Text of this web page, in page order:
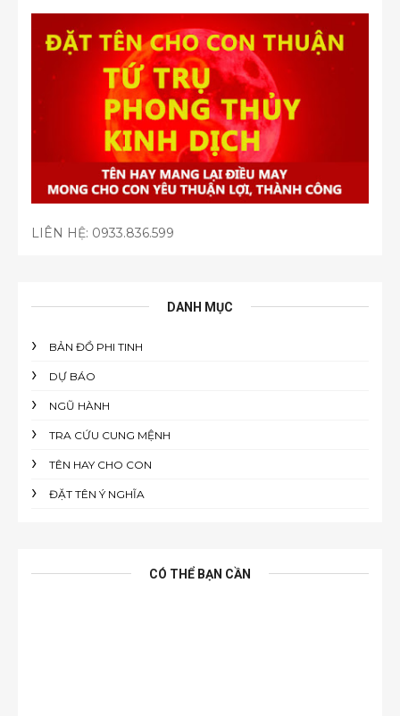
LIÊN HỆ: 0933.836.599
DANH MỤC
BẢN ĐỒ PHI TINH
DỰ BÁO
NGŨ HÀNH
TRA CỨU CUNG MỆNH
TÊN HAY CHO CON
ĐẶT TÊN Ý NGHĨA
CÓ THỂ BẠN CẦN